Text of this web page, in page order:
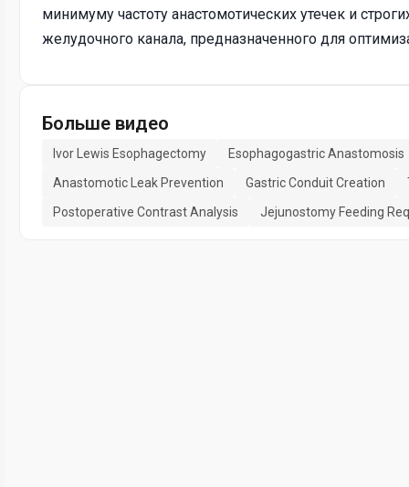
минимуму частоту анастомотических утечек и
желудочного канала, предназначенного для
Больше видео
Ivor Lewis Esophagectomy
Esophagogastric Anastomosis
Anastomotic Leak Prevention
Gastric Conduit Creation
Postoperative Contrast Analysis
Jejunostomy Feeding